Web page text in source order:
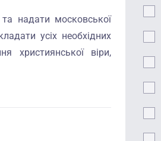
надати московської
усіх необхідних
християнської віри,